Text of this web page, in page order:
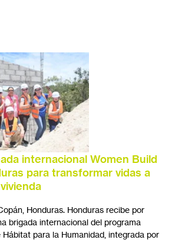
internacional Women Build
para transformar vidas a
Honduras. Honduras recibe por
brigada internacional del programa
Hábitat para la Humanidad, integrada por